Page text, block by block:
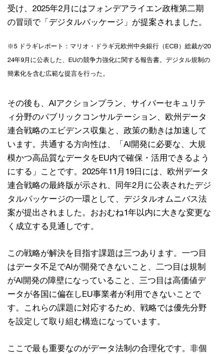
受け、2025年2月にはフォンデアライエン政権第二期
の冒頭で「デジタルパッケージ」が提案されました。
※5 ドラギレポート：マリオ・ドラギ元欧州中央銀行（ECB）総裁が20
24年9月に公表した、EUの競争力強化に関する報告書。デジタル規制の
簡素化を含む広範な提言を行った。
その後も、AIアクションプラン、サイバーセキュリテ
ィ分野のパブリックコンサルテーション、欧州データ
連合戦略のエビデンス収集と、政策の動きは加速して
います。共通する方向性は、「AI開発に必要な、大規
模かつ高品質なデータをEU内で確保・活用できるよう
にする」ことです。2025年11月19日には、欧州データ
連合戦略の最終版が示され、同年2月に公表されたデジ
タルパッケージの一環として、デジタルオムニバス法
案が提出されました。おおむね1年以内に大きな変更な
く成立する見通しです。
この戦略が解決を目指す課題は三つあります。一つ目
はデータ不足でAIが開発できないこと、二つ目は規制
がAI開発の障壁になっていること、三つ目は高価値デ
ータが各国に偏在しEU事業者が利用できないことで
す。これらの課題に対応するため、戦略では優先分野
を設定して取り組む構造になっています。
ここで最も重要なのがデータ法制の合理化です。非個